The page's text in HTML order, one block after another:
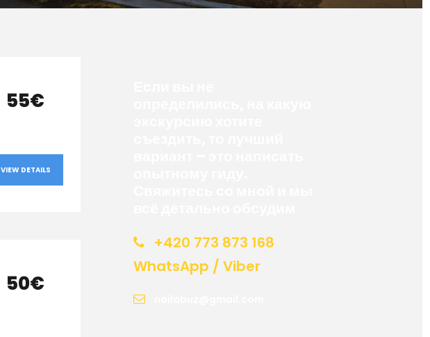
55€
VIEW DETAILS
50€
+420 773 873 168
WhatsApp / Viber